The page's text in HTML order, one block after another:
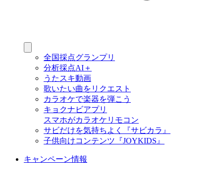
全国採点グランプリ
分析採点AI＋
うたスキ動画
歌いたい曲をリクエスト
カラオケで楽器を弾こう
キョクナビアプリ
スマホがカラオケリモコン
サビだけを気持ちよく『サビカラ』
子供向けコンテンツ『JOYKIDS』
キャンペーン情報